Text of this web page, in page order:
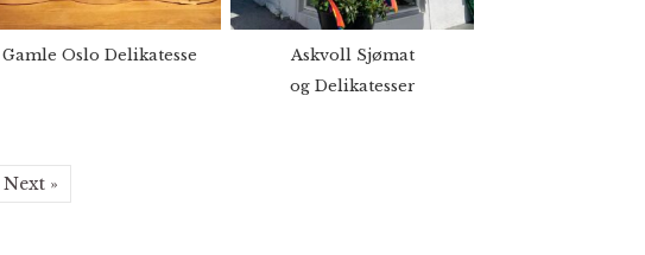
Gamle Oslo Delikatesse
Askvoll Sjømat
og Delikatesser
Next »